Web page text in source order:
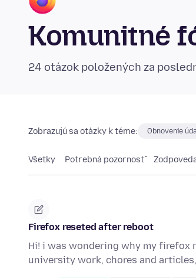
Komunitné
24 otázok položených za
Zobrazujú sa otázky k téme: Obnovenie
Všetky Potrebná pozornosť
Firefox reseted after reboot
Hi! i was wondering why my firefox
university work, chores and